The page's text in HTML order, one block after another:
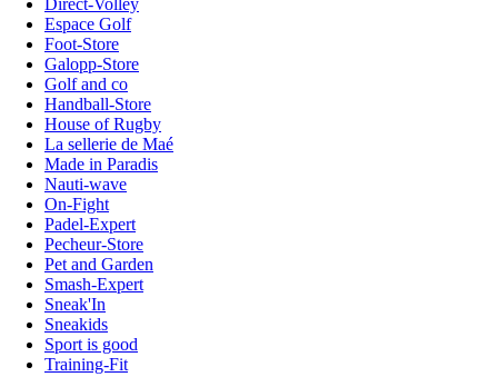
Direct-Volley
Espace Golf
Foot-Store
Galopp-Store
Golf and co
Handball-Store
House of Rugby
La sellerie de Maé
Made in Paradis
Nauti-wave
On-Fight
Padel-Expert
Pecheur-Store
Pet and Garden
Smash-Expert
Sneak'In
Sneakids
Sport is good
Training-Fit